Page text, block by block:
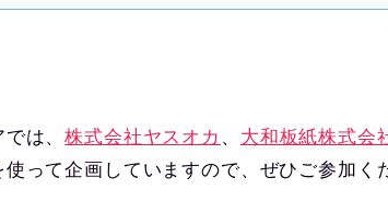
では、株式会社ヤスオカ 、 大和板紙株式会
って企画していますので、ぜひご参加く